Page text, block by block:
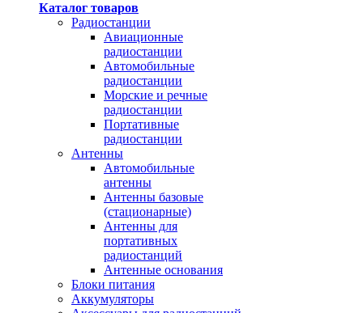
Каталог товаров
Радиостанции
Авиационные
радиостанции
Автомобильные
радиостанции
Морские и речные
радиостанции
Портативные
радиостанции
Антенны
Автомобильные
антенны
Антенны базовые
(стационарные)
Антенны для
портативных
радиостанций
Антенные основания
Блоки питания
Аккумуляторы